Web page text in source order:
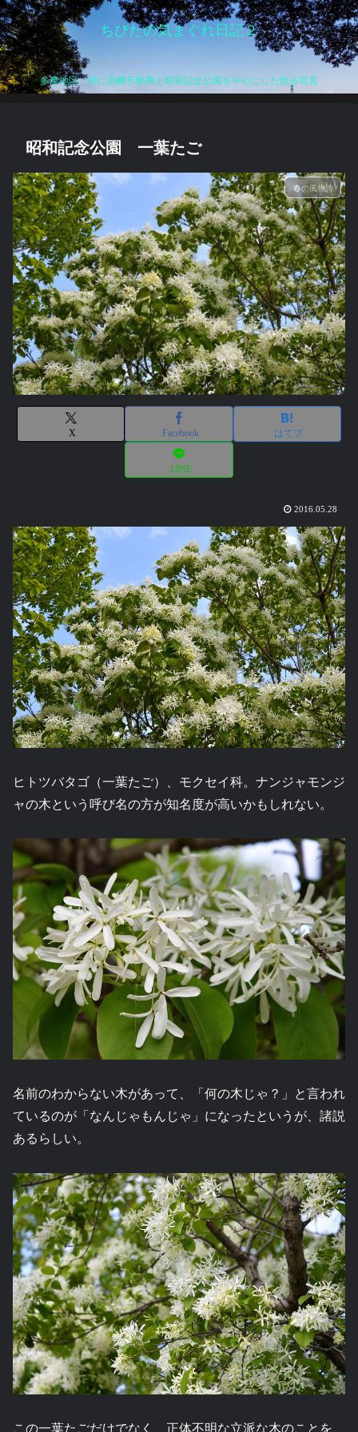
ちびたの気まぐれ日記２
多摩地区、特に高幡不動尊と昭和記念公園を中心にした散歩写真
昭和記念公園 一葉たご
春の風物詩
X Facebook はてブ
LINE
2016.05.28
ヒトツバタゴ（一葉たご）、モクセイ科。ナンジャモンジ
ャの木という呼び名の方が知名度が高いかもしれない。
名前のわからない木があって、「何の木じゃ？」と言われ
ているのが「なんじゃもんじゃ」になったというが、諸説
あるらしい。
この一葉たごだけでなく、正体不明な立派な木のことを、